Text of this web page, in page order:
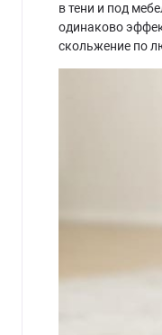
в тени и под
одинаково
скольжение по